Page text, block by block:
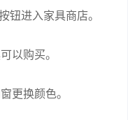
钮进入家具商店。
以购买。
更换颜色。